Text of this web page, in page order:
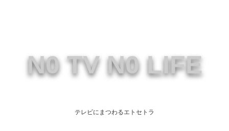
N0 TV N0 LIFE
テレビにまつわるエトセトラ